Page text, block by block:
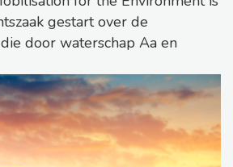
gestart over de
door waterschap Aa en